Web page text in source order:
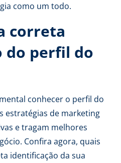
como um todo.
correta
do perfil do
conhecer o perfil do
estratégias de marketing
e tragam melhores
Confira agora, quais
identificação da sua